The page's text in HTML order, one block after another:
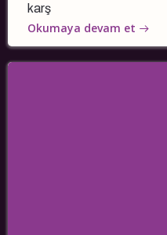
karş
Okumaya devam et